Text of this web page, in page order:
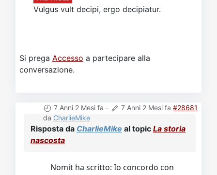
Vulgus vult decipi, ergo decipiatur.
Si prega Accesso a partecipare alla
conversazione.
7 Anni 2 Mesi fa - 7 Anni 2 Mesi fa #28681
da CharlieMike
Risposta da CharlieMike al topic La storia
nascosta
Nomit ha scritto: Io concordo con